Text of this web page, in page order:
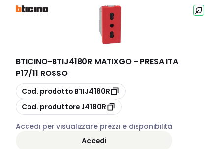
BTICINO-BTIJ4180R MATIXGO - PRESA ITA
P17/11 ROSSO
copia
Cod. prodotto BTIJ4180R
copia
Cod. produttore J4180R
Accedi per visualizzare prezzi e disponibilità
Accedi